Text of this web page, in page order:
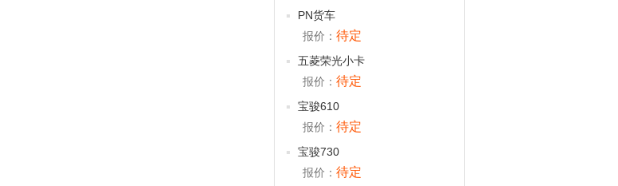
PN货车
报价： 待定
五菱荣光小卡
报价： 待定
宝骏610
报价： 待定
宝骏730
报价： 待定